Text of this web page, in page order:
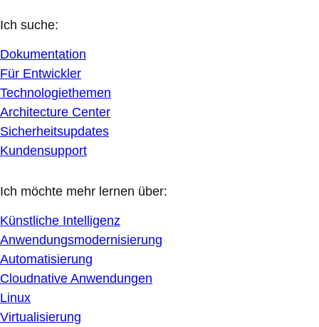
Ich suche:
Dokumentation
Für Entwickler
Technologiethemen
Architecture Center
Sicherheitsupdates
Kundensupport
Ich möchte mehr lernen über:
Künstliche Intelligenz
Anwendungsmodernisierung
Automatisierung
Cloudnative Anwendungen
Linux
Virtualisierung